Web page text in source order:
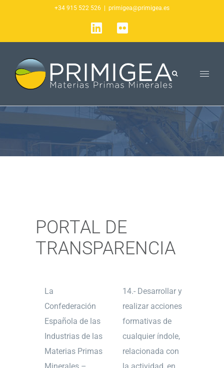
+34 915 522 526 primigea@primigea.es
LinkedIn
Flickr
PORTAL DE
TRANSPARENCIA
La
Confederación
Española de las
Industrias de las
Materias Primas
Minerales –
14.- Desarrollar y
realizar acciones
formativas de
cualquier índole,
relacionada con
la actividad, en